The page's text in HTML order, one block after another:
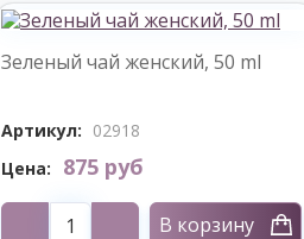
Зеленый чай женский, 50 ml
Артикул: 02918
Цена:
875 руб
В корзину